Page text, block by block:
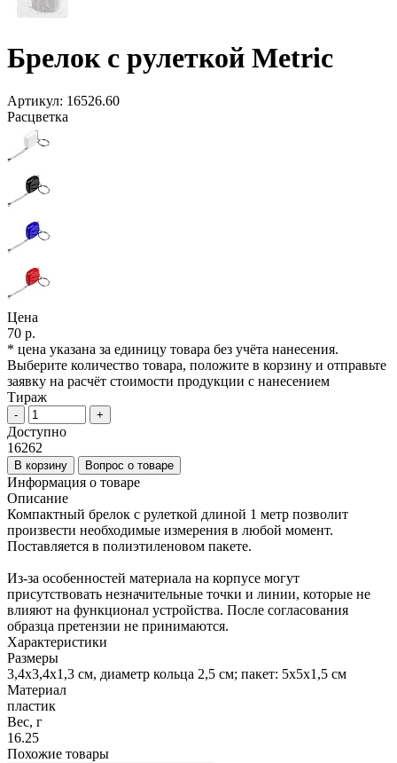
Брелок с рулеткой Metric
Артикул: 16526.60
Расцветка
Цена
70 р.
* цена указана за единицу товара без учёта нанесения.
Выберите количество товара, положите в корзину и отправьте
заявку на расчёт стоимости продукции с нанесением
Тираж
- +
Доступно
16262
В корзину Вопрос о товаре
Информация о товаре
Описание
Компактный брелок с рулеткой длиной 1 метр позволит
произвести необходимые измерения в любой момент.
Поставляется в полиэтиленовом пакете.
Из-за особенностей материала на корпусе могут
присутствовать незначительные точки и линии, которые не
влияют на функционал устройства. После согласования
образца претензии не принимаются.
Характеристики
Размеры
3,4x3,4x1,3 см, диаметр кольца 2,5 см; пакет: 5x5x1,5 см
Материал
пластик
Вес, г
16.25
Похожие товары